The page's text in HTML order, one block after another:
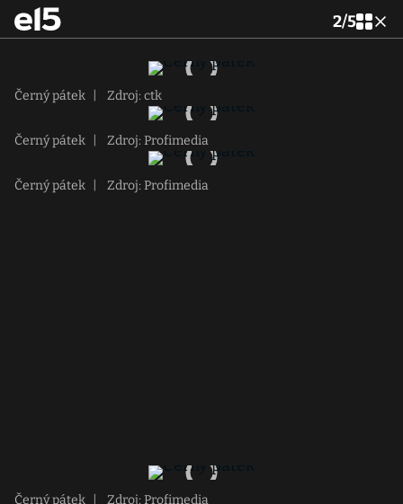
2/5
Černý pátek Zdroj: ctk
Černý pátek Zdroj: Profimedia
Černý pátek Zdroj: Profimedia
Černý pátek Zdroj: Profimedia